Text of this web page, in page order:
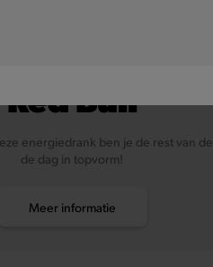
Red Bull
energiedrank ben je de rest van de
de dag in topvorm!
Meer informatie